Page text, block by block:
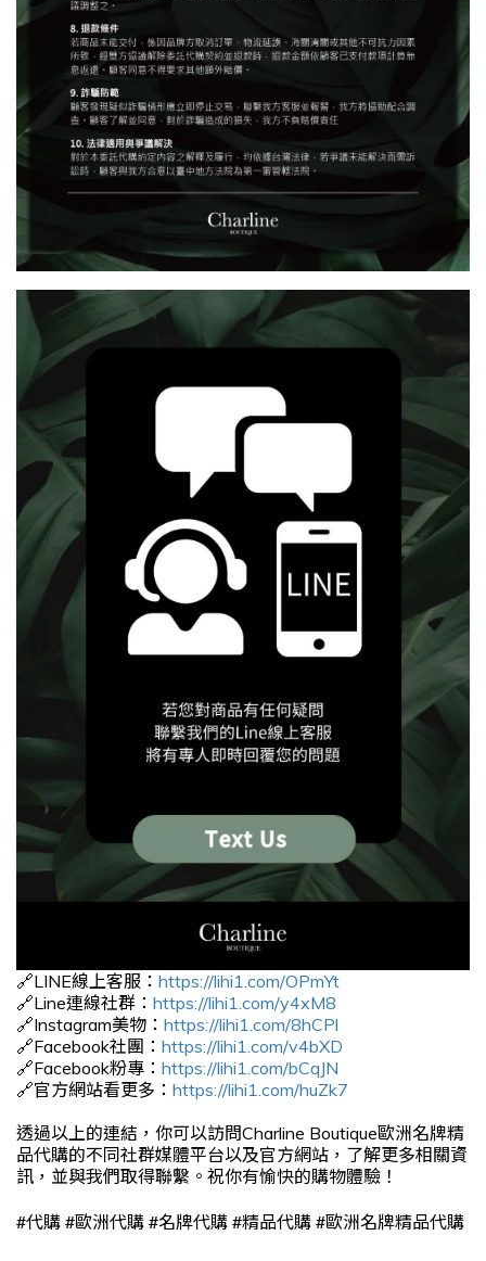
🔗LINE線上客服： https://lihi1.com/OPmYt
🔗Line連線社群： https://lihi1.com/y4xM8
🔗Instagram美物： https://lihi1.com/8hCPl
🔗Facebook社團： https://lihi1.com/v4bXD
🔗Facebook粉專： https://lihi1.com/bCqJN
🔗官方網站看更多： https://lihi1.com/huZk7
透過以上的連結，你可以訪問Charline Boutique歐洲名牌精
品代購的不同社群媒體平台以及官方網站，了解更多相關資
訊，並與我們取得聯繫。祝你有愉快的購物體驗！
#代購 #歐洲代購 #名牌代購 #精品代購 #歐洲名牌精品代購